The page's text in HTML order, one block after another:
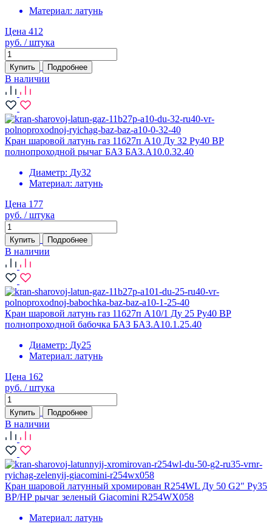
Материал: латунь
Цена 412
руб. / штука
Купить Подробнее
В наличии
Кран шаровой латунь газ 11б27п А10 Ду 32 Ру40 ВР
полнопроходной рычаг БАЗ БАЗ.А10.0.32.40
Диаметр: Ду32
Материал: латунь
Цена 177
руб. / штука
Купить Подробнее
В наличии
Кран шаровой латунь газ 11б27п А10/1 Ду 25 Ру40 ВР
полнопроходной бабочка БАЗ БАЗ.А10.1.25.40
Диаметр: Ду25
Материал: латунь
Цена 162
руб. / штука
Купить Подробнее
В наличии
Кран шаровой латунный хромирован R254WL Ду 50 G2" Ру35
ВР/НР рычаг зеленый Giacomini R254WX058
Материал: латунь